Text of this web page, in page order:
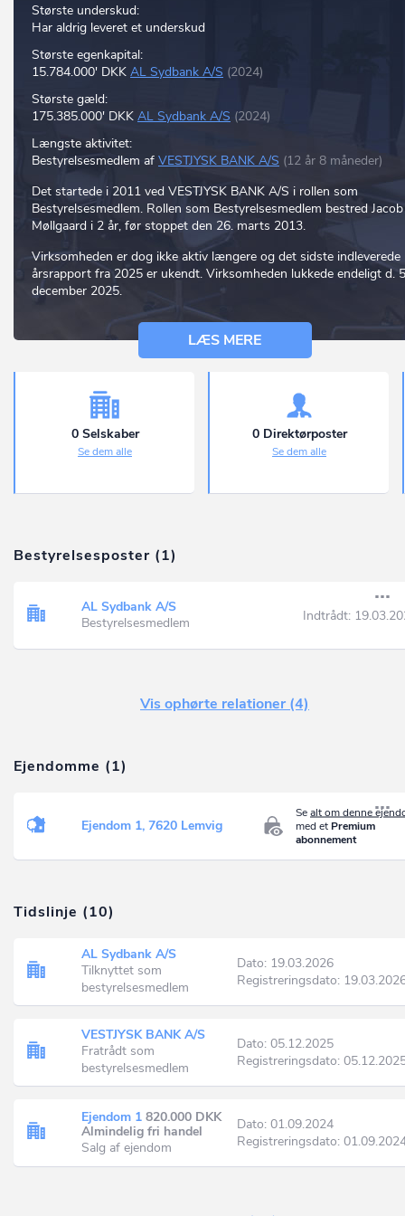
Største underskud:
Har aldrig leveret et underskud
Største egenkapital:
15.784.000' DKK AL Sydbank A/S (2024)
Største gæld:
175.385.000' DKK AL Sydbank A/S (2024)
Længste aktivitet:
Bestyrelsesmedlem af VESTJYSK BANK A/S (12 år 8 måneder)
Det startede i 2011 ved VESTJYSK BANK A/S i rollen som
Bestyrelsesmedlem. Rollen som Bestyrelsesmedlem bestred Jacob
Møllgaard i 2 år, før stoppet den 26. marts 2013.
Virksomheden er dog ikke aktiv længere og det sidste indleverede
årsrapport fra 2025 er ukendt. Virksomheden lukkede endeligt d.
december 2025.
LÆS MERE
0 Selskaber
Se dem alle
0 Direktørposter
Se dem alle
Bestyrelsesposter (1)
AL Sydbank A/S
Bestyrelsesmedlem
Indtrådt:
Vis ophørte relationer (4)
Ejendomme (1)
Sealt om denne
med et Premium
abonnement
Ejendom 1, 7620 Lemvig
Tidslinje (10)
AL Sydbank A/S
Tilknyttet som
bestyrelsesmedlem
Dato: 19.03.2026
Registreringsdato:
VESTJYSK BANK A/S
Fratrådt som
bestyrelsesmedlem
Dato: 05.12.2025
Registreringsdato:
Ejendom 1 820.000 DKK
Almindelig fri handel
Salg af ejendom
Dato: 01.09.2024
Registreringsdato: